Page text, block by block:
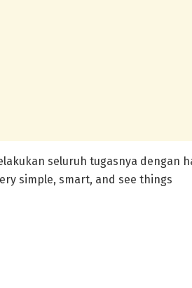
seluruh tugasnya dengan
simple, smart, and see things